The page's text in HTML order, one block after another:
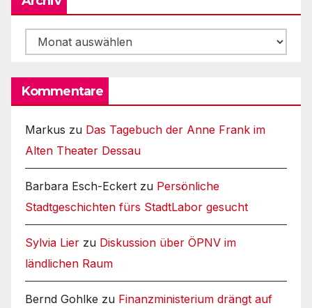
Archiv
Kommentare
Markus zu Das Tagebuch der Anne Frank im
Alten Theater Dessau
Barbara Esch-Eckert zu Persönliche
Stadtgeschichten fürs StadtLabor gesucht
Sylvia Lier zu Diskussion über ÖPNV im
ländlichen Raum
Bernd Gohlke zu Finanzministerium drängt auf